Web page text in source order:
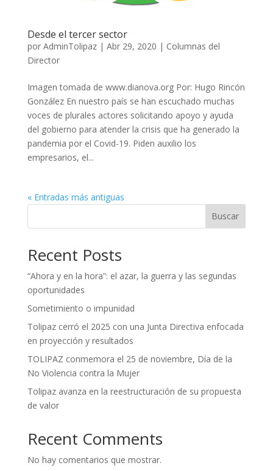
Desde el tercer sector
por AdminTolipaz| Abr 29, 2020 | Columnas del
Director
Imagen tomada de www.dianova.org Por: Hugo Rincón
González En nuestro país se han escuchado muchas
voces de plurales actores solicitando apoyo y ayuda
del gobierno para atender la crisis que ha generado la
pandemia por el Covid-19. Piden auxilio los
empresarios, el...
« Entradas más antiguas
Buscar
Recent Posts
“Ahora y en la hora”: el azar, la guerra y las segundas
oportunidades
Sometimiento o impunidad
Tolipaz cerró el 2025 con una Junta Directiva enfocada
en proyección y resultados
TOLIPAZ conmemora el 25 de noviembre, Día de la
No Violencia contra la Mujer
Tolipaz avanza en la reestructuración de su propuesta
de valor
Recent Comments
No hay comentarios que mostrar.